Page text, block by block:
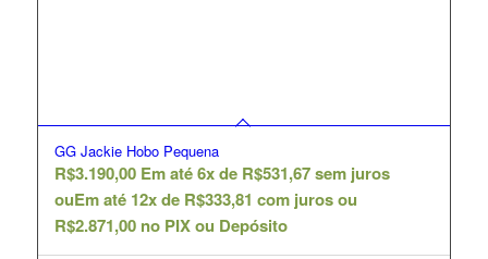
GG Jackie Hobo Pequena
R$3.190,00 Em até 6x de R$531,67sem juros
ouEm até 12x de R$333,81 com juros ou
R$2.871,00 no PIX ou Depósito